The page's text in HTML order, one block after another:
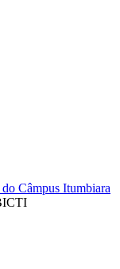
Câmpus Itumbiara